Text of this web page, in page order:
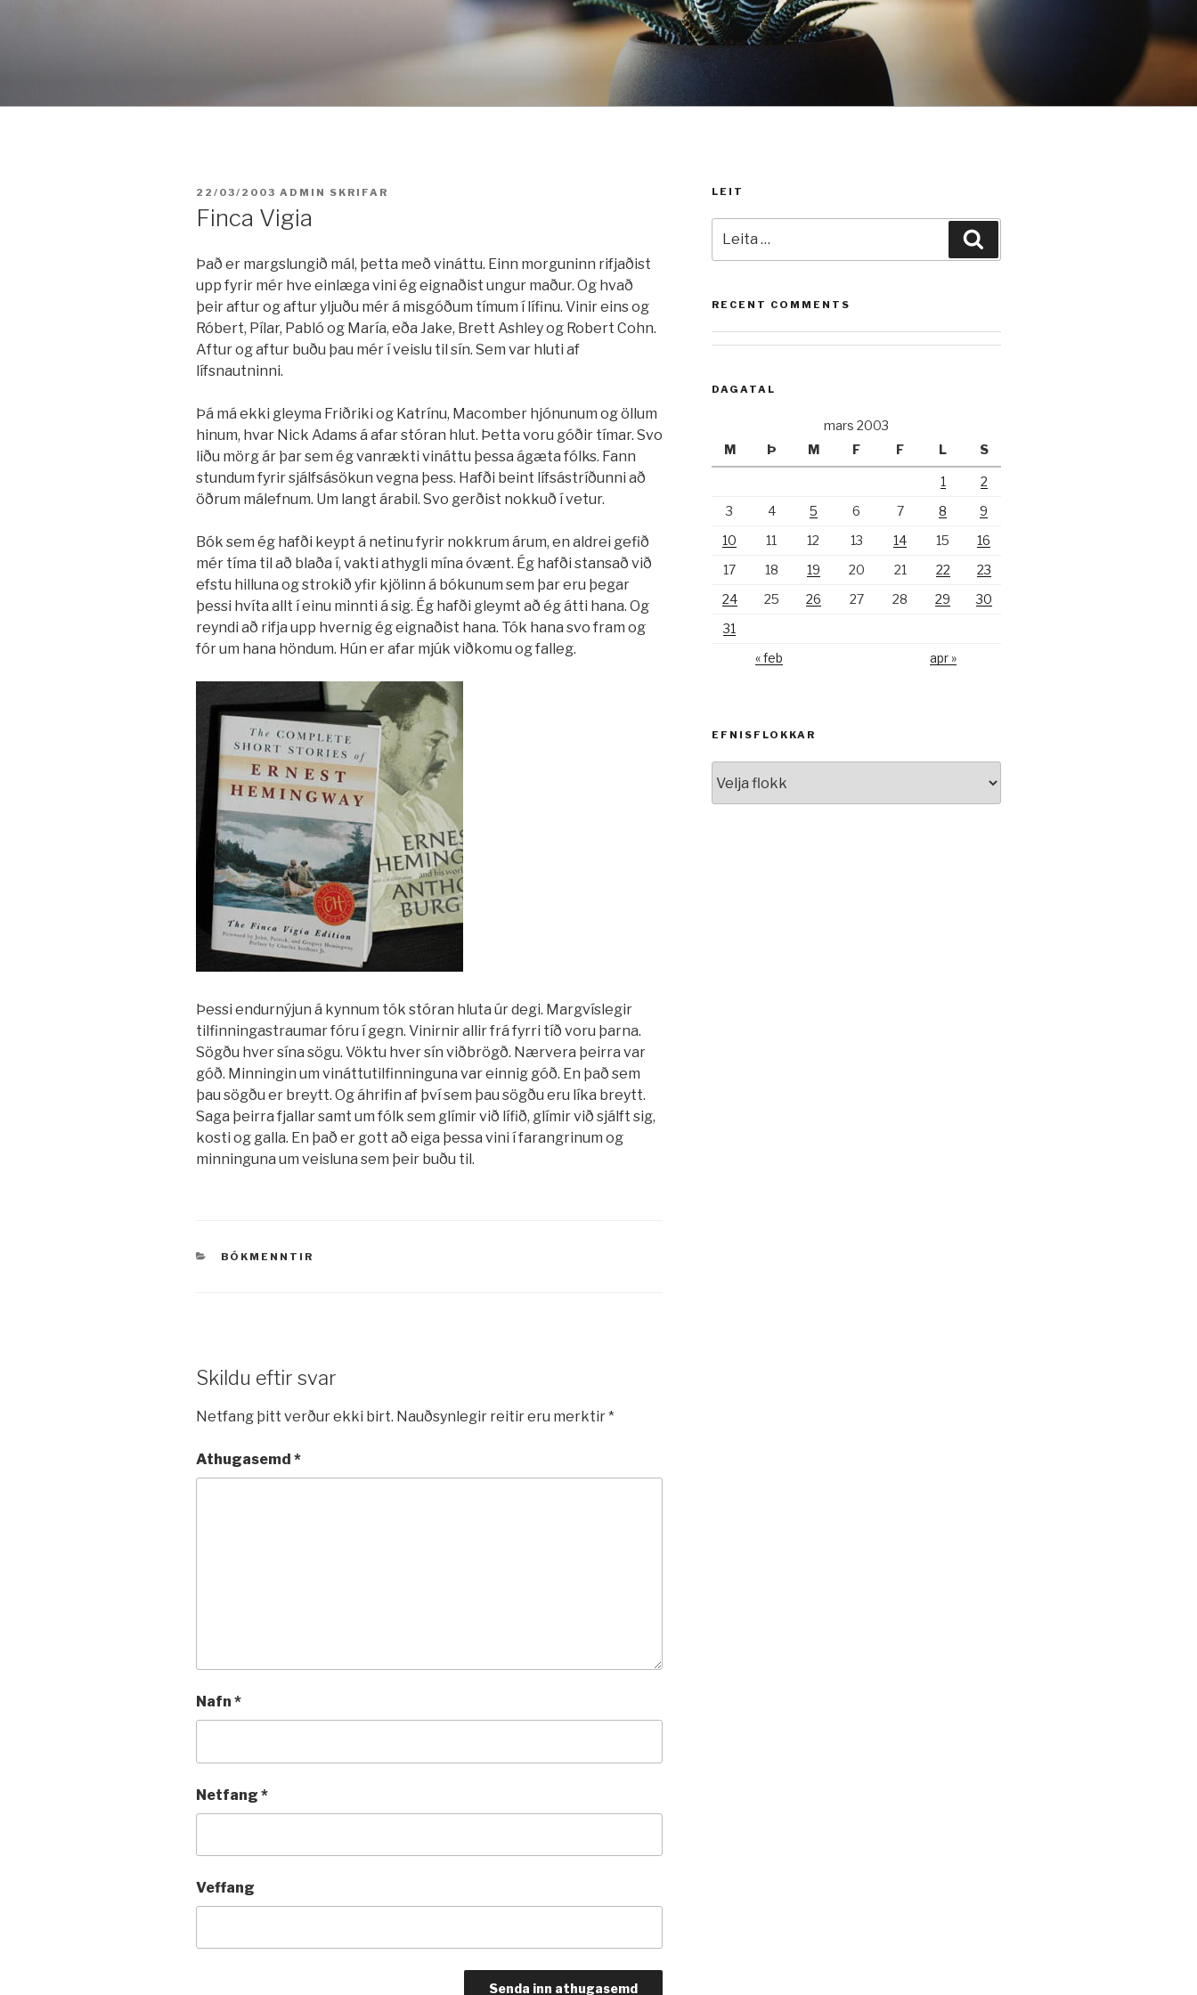
BIRT:
22/03/2003 ADMIN SKRIFAR
Finca Vigia
Það er margslungið mál, þetta með vináttu. Einn morguninn rifjaðist
upp fyrir mér hve einlæga vini ég eignaðist ungur maður. Og hvað
þeir aftur og aftur yljuðu mér á misgóðum tímum í lífinu. Vinir eins og
Róbert, Pílar, Pabló og María, eða Jake, Brett Ashley og Robert Cohn.
Aftur og aftur buðu þau mér í veislu til sín. Sem var hluti af
lífsnautninni.
Þá má ekki gleyma Friðriki og Katrínu, Macomber hjónunum og öllum
hinum, hvar Nick Adams á afar stóran hlut. Þetta voru góðir tímar. Svo
liðu mörg ár þar sem ég vanrækti vináttu þessa ágæta fólks. Fann
stundum fyrir sjálfsásökun vegna þess. Hafði beint lífsástríðunni að
öðrum málefnum. Um langt árabil. Svo gerðist nokkuð í vetur.
Bók sem ég hafði keypt á netinu fyrir nokkrum árum, en aldrei gefið
mér tíma til að blaða í, vakti athygli mína óvænt. Ég hafði stansað við
efstu hilluna og strokið yfir kjölinn á bókunum sem þar eru þegar
þessi hvíta allt í einu minnti á sig. Ég hafði gleymt að ég átti hana. Og
reyndi að rifja upp hvernig ég eignaðist hana. Tók hana svo fram og
fór um hana höndum. Hún er afar mjúk viðkomu og falleg.
Þessi endurnýjun á kynnum tók stóran hluta úr degi. Margvíslegir
tilfinningastraumar fóru í gegn. Vinirnir allir frá fyrri tíð voru þarna.
Sögðu hver sína sögu. Vöktu hver sín viðbrögð. Nærvera þeirra var
góð. Minningin um vináttutilfinninguna var einnig góð. En það sem
þau sögðu er breytt. Og áhrifin af því sem þau sögðu eru líka breytt.
Saga þeirra fjallar samt um fólk sem glímir við lífið, glímir við sjálft sig,
kosti og galla. En það er gott að eiga þessa vini í farangrinum og
minninguna um veisluna sem þeir buðu til.
VÖRUFLOKKAR
BÓKMENNTIR
Skildu eftir svar
Netfang þitt verður ekki birt. Nauðsynlegir reitir eru merktir*
Athugasemd *
Nafn *
Netfang *
Veffang
LEIT
að:
RECENT COMMENTS
DAGATAL
mars 2003
M
Þ M F F L S
1
2
3
4 5 6 7 8
9
10
11 12 13 14 15
16
17
18 19 20 21 22
23
24
25 26 27 28 29
30
31
« feb
apr »
EFNISFLOKKAR